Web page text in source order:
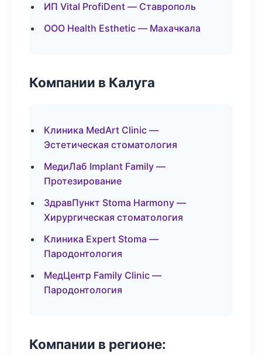
ИП Vital ProfiDent — Ставрополь
ООО Health Esthetic — Махачкала
Компании в Калуга
Клиника MedArt Clinic —
Эстетическая стоматология
МедиЛаб Implant Family —
Протезирование
ЗдравПункт Stoma Harmony —
Хирургическая стоматология
Клиника Expert Stoma —
Пародонтология
МедЦентр Family Clinic —
Пародонтология
Компании в регионе: